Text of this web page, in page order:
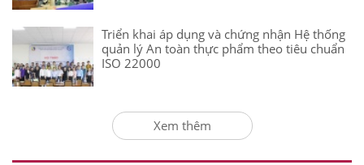
Triển khai áp dụng và chứng nhận Hệ thống
quản lý An toàn thực phẩm theo tiêu chuẩn
ISO 22000
Xem thêm